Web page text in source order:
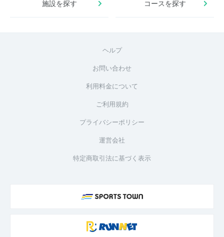
施設を探す コースを探す
ヘルプ
お問い合わせ
利用料金について
ご利用規約
プライバシーポリシー
運営会社
特定商取引法に基づく表示